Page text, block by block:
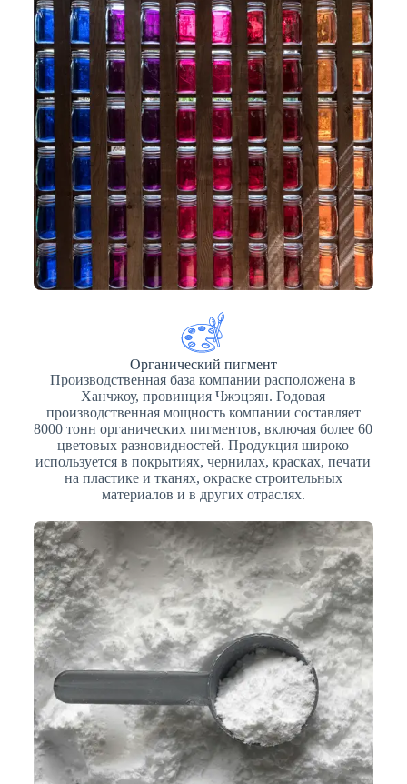
Органический пигмент
Производственная база компании расположена в
Ханчжоу, провинция Чжэцзян. Годовая
производственная мощность компании составляет
8000 тонн органических пигментов, включая более 60
цветовых разновидностей. Продукция широко
используется в покрытиях, чернилах, красках, печати
на пластике и тканях, окраске строительных
материалов и в других отраслях.